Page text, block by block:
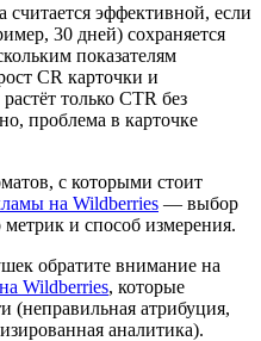
эффективной, если
30 дней) сохраняется
показателям
CR карточки и
только CTR без
проблема в карточке
с которыми стоит
на Wildberries — выбор
метрик и способ измерения.
обратите внимание на
Wildberries, которые
(неправильная атрибуция,
аналитика).